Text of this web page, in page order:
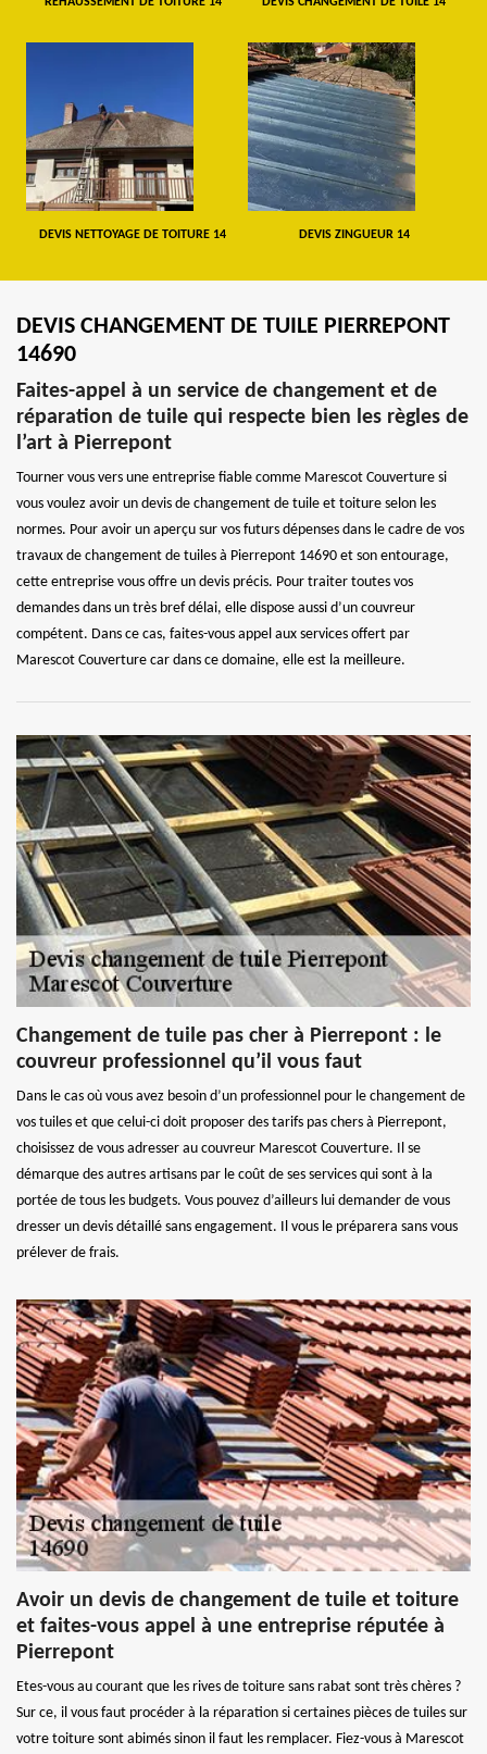
DEVIS NETTOYAGE DE TOITURE 14 DEVIS ZINGUEUR 14
DEVIS CHANGEMENT DE TUILE PIERREPONT
14690
Faites-appel à un service de changement et de
réparation de tuile qui respecte bien les règles de
l’art à Pierrepont
Tourner vous vers une entreprise fiable comme Marescot Couverture si
vous voulez avoir un devis de changement de tuile et toiture selon les
normes. Pour avoir un aperçu sur vos futurs dépenses dans le cadre de vos
travaux de changement de tuiles à Pierrepont 14690 et son entourage,
cette entreprise vous offre un devis précis. Pour traiter toutes vos
demandes dans un très bref délai, elle dispose aussi d’un couvreur
compétent. Dans ce cas, faites-vous appel aux services offert par
Marescot Couverture car dans ce domaine, elle est la meilleure.
Changement de tuile pas cher à Pierrepont : le
couvreur professionnel qu’il vous faut
Dans le cas où vous avez besoin d’un professionnel pour le changement de
vos tuiles et que celui-ci doit proposer des tarifs pas chers à Pierrepont,
choisissez de vous adresser au couvreur Marescot Couverture. Il se
démarque des autres artisans par le coût de ses services qui sont à la
portée de tous les budgets. Vous pouvez d’ailleurs lui demander de vous
dresser un devis détaillé sans engagement. Il vous le préparera sans vous
prélever de frais.
Avoir un devis de changement de tuile et toiture
et faites-vous appel à une entreprise réputée à
Pierrepont
Etes-vous au courant que les rives de toiture sans rabat sont très chères ?
Sur ce, il vous faut procéder à la réparation si certaines pièces de tuiles sur
votre toiture sont abimés sinon il faut les remplacer. Fiez-vous à Marescot